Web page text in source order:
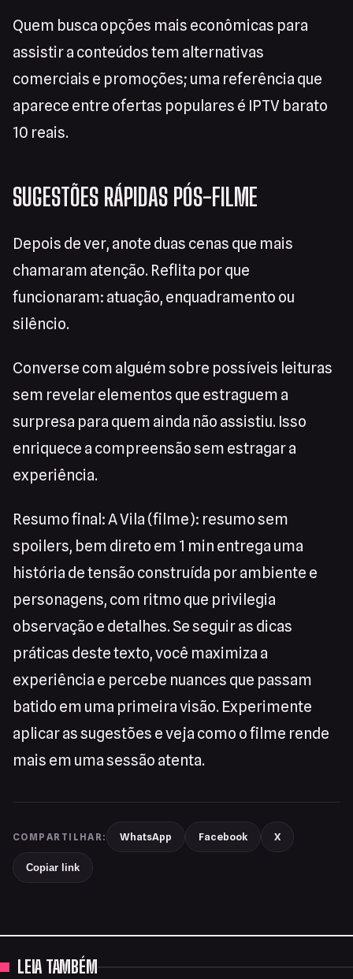
Quem busca opções mais econômicas para
assistir a conteúdos tem alternativas
comerciais e promoções; uma referência que
aparece entre ofertas populares é IPTV barato
10 reais.
SUGESTÕES RÁPIDAS PÓS-FILME
Depois de ver, anote duas cenas que mais
chamaram atenção. Reflita por que
funcionaram: atuação, enquadramento ou
silêncio.
Converse com alguém sobre possíveis leituras
sem revelar elementos que estraguem a
surpresa para quem ainda não assistiu. Isso
enriquece a compreensão sem estragar a
experiência.
Resumo final: A Vila (filme): resumo sem
spoilers, bem direto em 1 min entrega uma
história de tensão construída por ambiente e
personagens, com ritmo que privilegia
observação e detalhes. Se seguir as dicas
práticas deste texto, você maximiza a
experiência e percebe nuances que passam
batido em uma primeira visão. Experimente
aplicar as sugestões e veja como o filme rende
mais em uma sessão atenta.
COMPARTILHAR: WhatsApp Facebook X
Copiar link
LEIA TAMBÉM